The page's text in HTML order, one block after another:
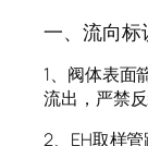
一、流向标
1、阀体表面
流出，严禁
2、EH取样